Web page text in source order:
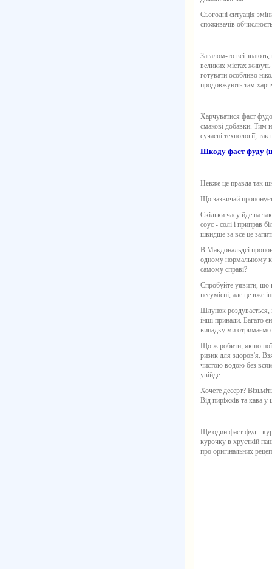
Сьогодні ситуація
споживачів
Загалом-то всі
великих містах
готувати особливо
продовжують там
Харчуватися фаст
смакові добавки. Тим
сучасні технології,
Шкоду фаст фуду
Невже це правда так
Що зазвичай
Скільки часу йде на
соус - солі і приправ
швидше за все це
В Макдональдсі
одному нормальному
самому справі?
Спробуйте уявити, що
несумісні, але це вже
Шлунок роздувається,
інші принади. Багато
випадку ми отримаємо
Що ж робити, якщо
ризик для здоров'я.
чистою водою без
увійде.
Хочете десерт?
Від пиріжків та кава
Ще один фаст фуд -
курочку в хрусткій
про оригінальних